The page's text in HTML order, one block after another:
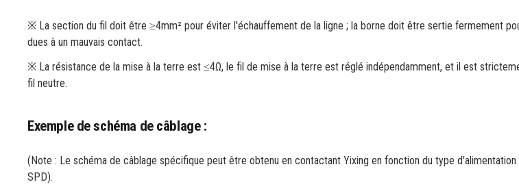
※ La section du fil doit être ≥4mm² pour éviter l'échauffement de la ligne ; la borne doit être sertie fermement
dues à un mauvais contact.
※ La résistance de la mise à la terre est ≤4Ω, le fil de mise à la terre est réglé indépendamment, et il est
fil neutre.
Exemple de schéma de câblage :
(Note : Le schéma de câblage spécifique peut être obtenu en contactant Yixing en fonction du type
SPD).